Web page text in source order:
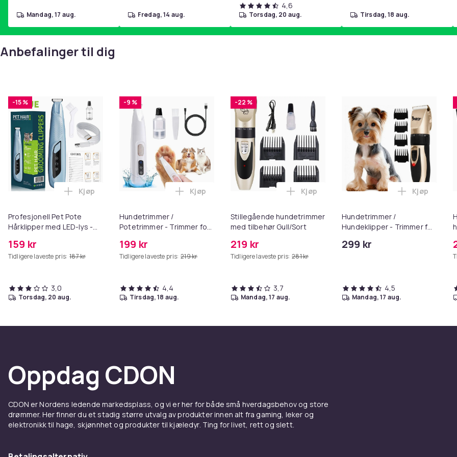
mandag, 17 aug. fredag, 14 aug.
4,6
torsdag, 20 aug. tirsdag, 18 aug.
Anbefalinger til dig
-15 %
Profesjonell Pet Pote
Hårklipper med LED-lys -
for hunder og katter Blue
159 kr
Tidligere laveste pris: 187 kr
Legg Profesjonell Pet Pote Hårklipper med LED-lys - Trygg og effektiv trimming for hunder og katter
Kjøp
3,0
torsdag, 20 aug.
-9 %
Hundetrimmer /
Potetrimmer - Trimmer for
199 kr
Tidligere laveste pris: 219 kr
Legg Hundetrimmer / Potetrimmer - Trimmer for Poter i handlekurven
Kjøp
4,4
tirsdag, 18 aug.
-22 %
Stillegående hundetrimmer
med tilbehør Gull/Sort
219 kr
Tidligere laveste pris: 281 kr
Legg Stillegående hundetrimmer med
Kjøp
3,7
mandag, 17 aug.
Hundetrimmer /
Hundeklipper - Trimmer for
299 kr
Legg
Kjøp
4,5
mandag, 17 aug.
Oppdag CDON
CDON er Nordens ledende markedsplass, og vi er her for både små hverdagsbehov og store
drømmer. Her finner du et stadig større utvalg av produkter innen alt fra gaming, leker og
elektronikk til hage, skjønnhet og produkter til kjæledyr. Ting for livet, rett og slett.